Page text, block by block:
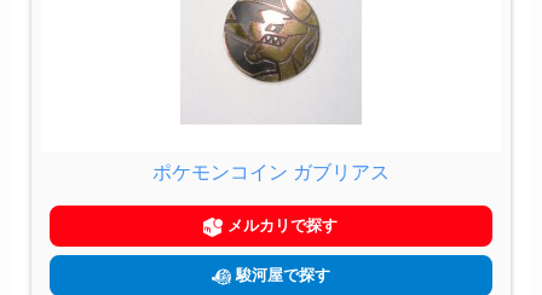
ポケモンコイン ガブリアス
メルカリで探す
駿河屋で探す